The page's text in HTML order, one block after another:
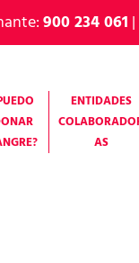
900 234 061
ENTIDADES
AS